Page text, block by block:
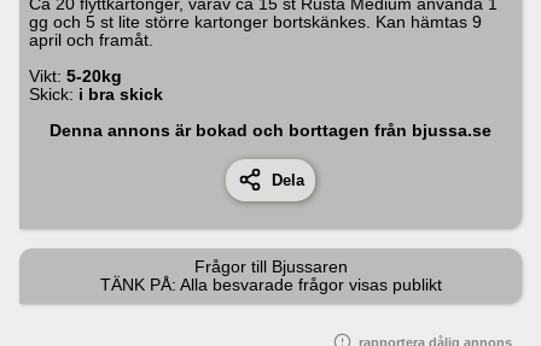
gg och 5 st lite större kartonger bortskänkes. Kan hämtas 9
april och framåt.
Vikt: 5-20kg
Skick: i bra skick
Denna annons är bokad och borttagen från bjussa.se
Dela
Frågor till Bjussaren
TÄNK PÅ: Alla besvarade frågor visas publikt
rapportera dålig annons